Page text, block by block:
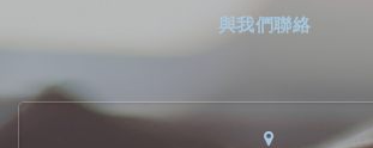
與我們聯絡